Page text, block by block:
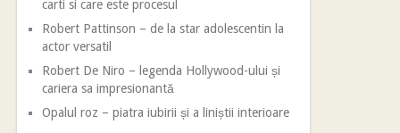
carti si care este procesul
Robert Pattinson – de la star adolescentin la
actor versatil
Robert De Niro – legenda Hollywood-ului și
cariera sa impresionantă
Opalul roz – piatra iubirii și a liniștii interioare